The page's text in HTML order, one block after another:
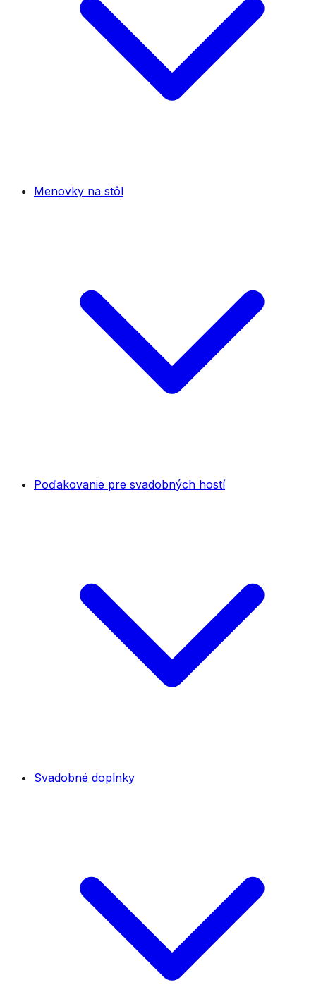
Menovky na stôl
Poďakovanie pre svadobných hostí
Svadobné doplnky